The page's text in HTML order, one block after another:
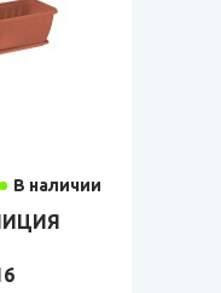
В наличии